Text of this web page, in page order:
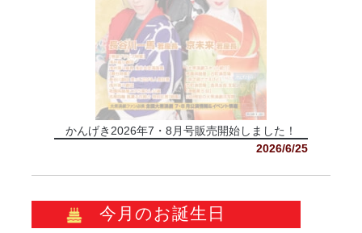
かんげき2026年7・8月号販売開始しました！
2026/6/25
今月のお誕生日